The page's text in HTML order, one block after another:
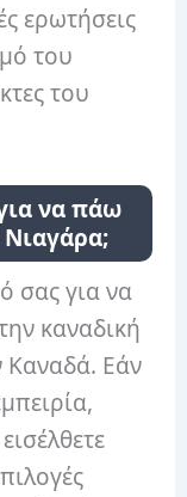
ερωτήσεις
του
του
να πάω
Νιαγάρα;
σας για να
καναδική
Καναδά. Εάν